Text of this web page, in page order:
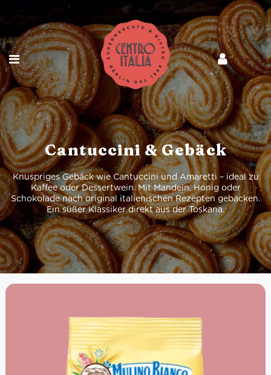
Cantuccini & Gebäck
Knuspriges Gebäck wie Cantuccini und Amaretti – ideal zu
Kaffee oder Dessertwein. Mit Mandeln, Honig oder
Schokolade nach original italienischen Rezepten gebacken.
Ein süßer Klassiker direkt aus der Toskana.